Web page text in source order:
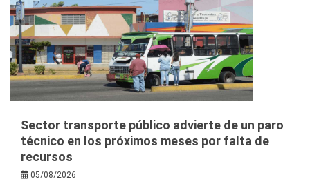
Sector transporte público advierte de un paro
técnico en los próximos meses por falta de
recursos
05/08/2026